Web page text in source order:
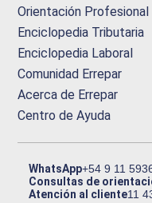
Orientación Profesional
Enciclopedia Tributaria
Enciclopedia Laboral
Comunidad Errepar
Acerca de Errepar
Centro de Ayuda
WhatsApp+54 9 11
Consultas de
Atención al cliente11